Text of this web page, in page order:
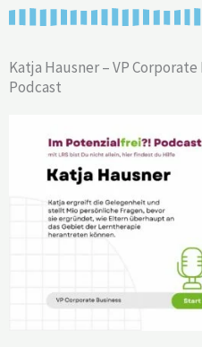
Katja Hausner – VP
Podcast